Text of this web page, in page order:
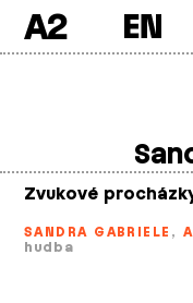
A2
Zvukové
SANDRA GABRIELE ,
hudba